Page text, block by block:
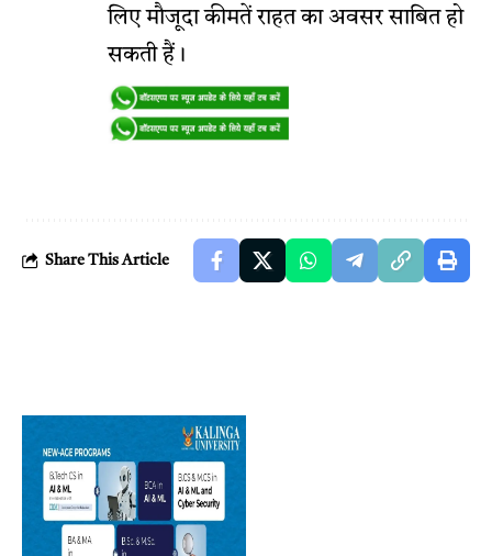
लिए मौजूदा कीमतें राहत का अवसर साबित हो
सकती हैं।
Share This Article